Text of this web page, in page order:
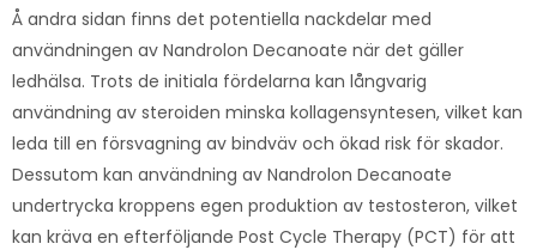
Å andra sidan finns det potentiella nackdelar med
användningen av Nandrolon Decanoate när det gäller
ledhälsa. Trots de initiala fördelarna kan långvarig
användning av steroiden minska kollagensyntesen, vilket kan
leda till en försvagning av bindväv och ökad risk för skador.
Dessutom kan användning av Nandrolon Decanoate
undertrycka kroppens egen produktion av testosteron, vilket
kan kräva en efterföljande Post Cycle Therapy (PCT) för att